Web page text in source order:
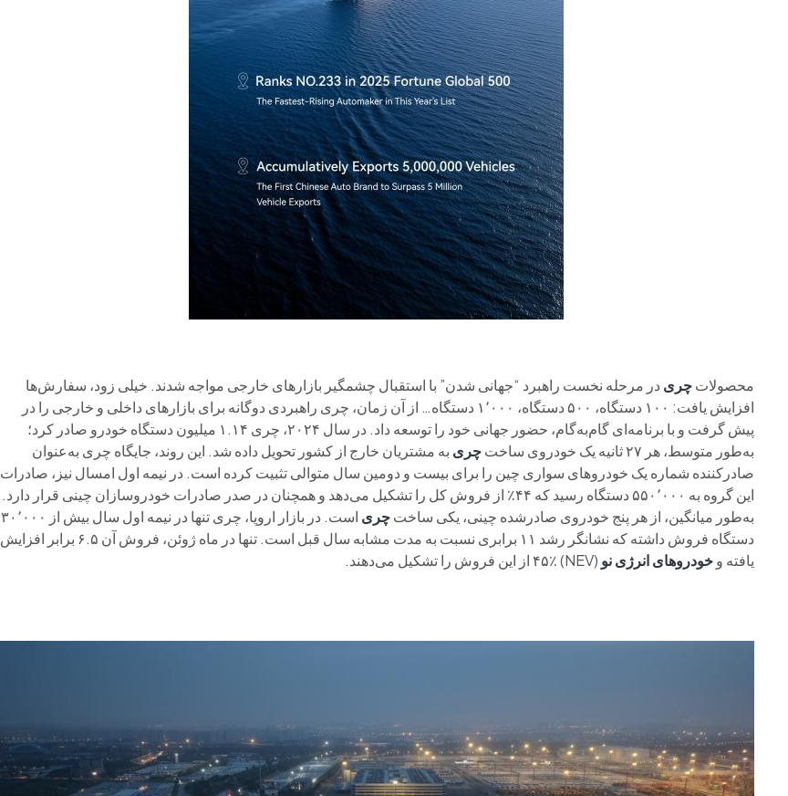
محصولاتچری در مرحله نخست راهبرد “جهانی شدن” با استقبال چشمگیر بازارهای خارجی مواجه شدند. خیلی زود، سفارش‌ها
افزایش یافت: ۱۰۰ دستگاه، ۵۰۰ دستگاه، ۱٬۰۰۰ دستگاه… از آن زمان، چری راهبردی دوگانه برای بازارهای داخلی و خارجی را در
پیش گرفت و با برنامه‌ای گام‌به‌گام، حضور جهانی خود را توسعه داد. در سال ۲۰۲۴، چری ۱.۱۴ میلیون دستگاه خودرو صادر کرد؛
به‌طور متوسط، هر ۲۷ ثانیه یک خودروی ساخت
چری به مشتریان خارج از کشور تحویل داده شد. این روند، جایگاه چری به‌عنوان
صادرکننده شماره یک خودروهای سواری چین را برای بیست و دومین سال متوالی تثبیت کرده است. در نیمه اول امسال نیز، صادرات
این گروه به ۵۵۰٬۰۰۰ دستگاه رسید که ۴۴٪ از فروش کل را تشکیل می‌دهد و همچنان در صدر صادرات خودروسازان چینی قرار دارد.
به‌طور میانگین، از هر پنج خودروی صادرشده چینی، یکی ساختچری
است. در بازار اروپا، چری تنها در نیمه اول سال بیش از ۳۰٬۰۰۰
دستگاه فروش داشته که نشانگر رشد ۱۱ برابری نسبت به مدت مشابه سال قبل است. تنها در ماه ژوئن، فروش آن ۶.۵ برابر افزایش
یافته وخودروهای انرژی نو (NEV) ۴۵٪ از این فروش را تشکیل می‌دهند.